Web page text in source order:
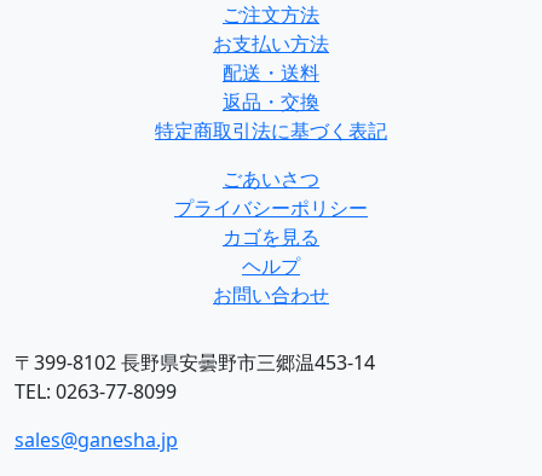
ご注文方法
お支払い方法
配送・送料
返品・交換
特定商取引法に基づく表記
ごあいさつ
プライバシーポリシー
カゴを見る
ヘルプ
お問い合わせ
〒399-8102 長野県安曇野市三郷温453-14
TEL: 0263-77-8099
sales@ganesha.jp